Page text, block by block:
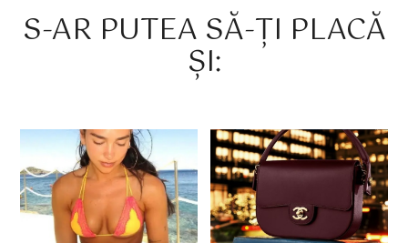
S-AR PUTEA SĂ-ȚI PLACĂ
ȘI: